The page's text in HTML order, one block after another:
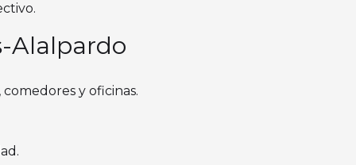
Alalpardo
y oficinas.